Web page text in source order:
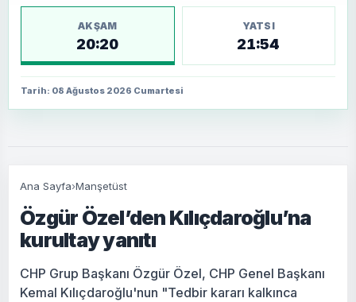
AKŞAM
20:20
YATSI
21:54
Tarih: 08 Ağustos 2026 Cumartesi
Ana Sayfa›Manşetüst
Özgür Özel’den Kılıçdaroğlu’na
kurultay yanıtı
CHP Grup Başkanı Özgür Özel, CHP Genel Başkanı
Kemal Kılıçdaroğlu'nun "Tedbir kararı kalkınca